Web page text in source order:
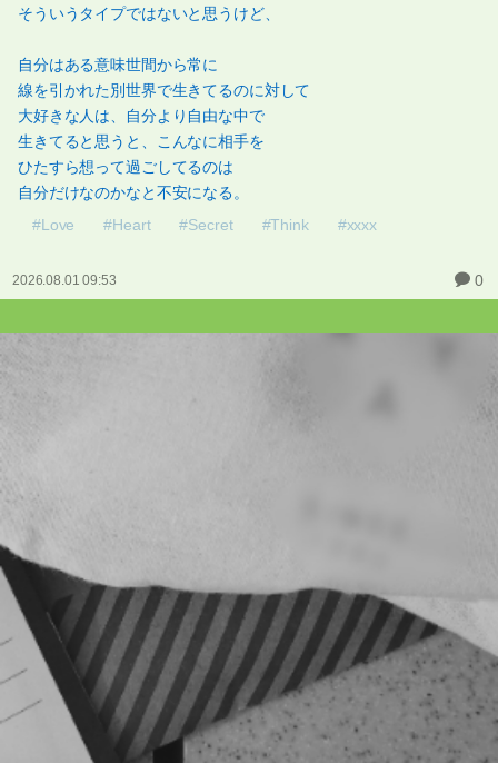
そういうタイプではないと思うけど、
自分はある意味世間から常に
線を引かれた別世界で生きてるのに対して
大好きな人は、自分より自由な中で
生きてると思うと、こんなに相手を
ひたすら想って過ごしてるのは
自分だけなのかなと不安になる。
#Love
#Heart #Secret #Think #xxxx
2026.08.01 09:53 0